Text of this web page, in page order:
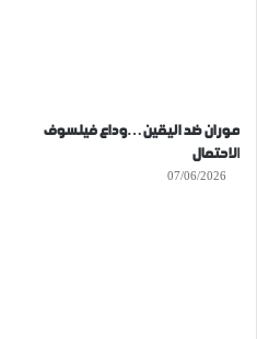
موران ضد اليقين…وداع فيلسوف
الاحتمال
07/06/2026